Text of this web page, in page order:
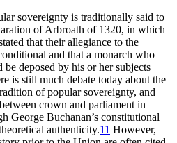
sovereignty is traditionally said to
of Arbroath of 1320, in which
that their allegiance to the
and that a monarch who
deposed by his or her subjects
is still much debate today about the
of popular sovereignty, and
crown and parliament in
George Buchanan’s constitutional
authenticity.11 However,